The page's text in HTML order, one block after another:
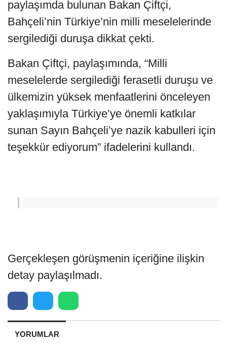
paylaşımda bulunan Bakan Çiftçi,
Bahçeli’nin Türkiye’nin milli meselelerinde
sergilediği duruşa dikkat çekti.
Bakan Çiftçi, paylaşımında, “Milli
meselelerde sergilediği ferasetli duruşu ve
ülkemizin yüksek menfaatlerini önceleyen
yaklaşımıyla Türkiye’ye önemli katkılar
sunan Sayın Bahçeli’ye nazik kabulleri için
teşekkür ediyorum” ifadelerini kullandı.
Gerçekleşen görüşmenin içeriğine ilişkin
detay paylaşılmadı.
YORUMLAR